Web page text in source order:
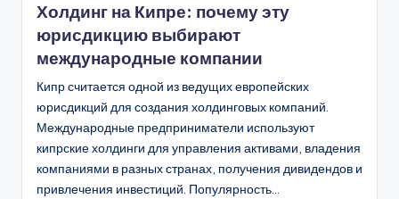
Холдинг на Кипре: почему эту
юрисдикцию выбирают
международные компании
Кипр считается одной из ведущих европейских
юрисдикций для создания холдинговых компаний.
Международные предприниматели используют
кипрские холдинги для управления активами, владения
компаниями в разных странах, получения дивидендов и
привлечения инвестиций. Популярность…